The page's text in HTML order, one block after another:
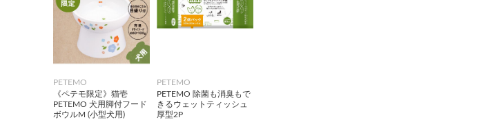
PETEMO
《ペテモ限定》猫壱
PETEMO 犬用脚付フード
ボウルM (小型犬用)
PETEMO
PETEMO 除菌も消臭もで
きるウェットティッシュ
厚型2P